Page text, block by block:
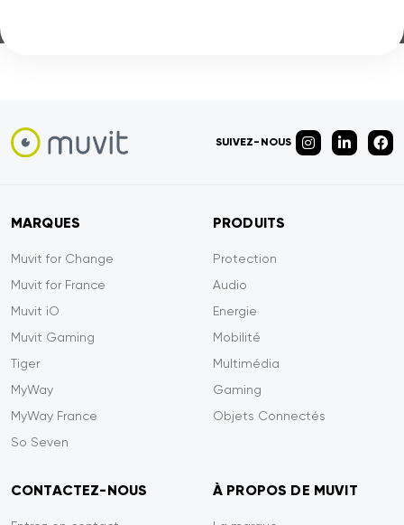
SUIVEZ-NOUS
MARQUES
Muvit for Change
Muvit for France
Muvit iO
Muvit Gaming
Tiger
MyWay
MyWay France
So Seven
PRODUITS
Protection
Audio
Energie
Mobilité
Multimédia
Gaming
Objets Connectés
CONTACTEZ-NOUS À PROPOS DE MUVIT